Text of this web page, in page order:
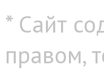
* Сайт
правом,